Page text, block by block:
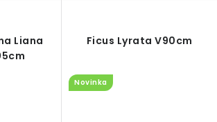
Liana
Ficus Lyrata V90cm
Novinka